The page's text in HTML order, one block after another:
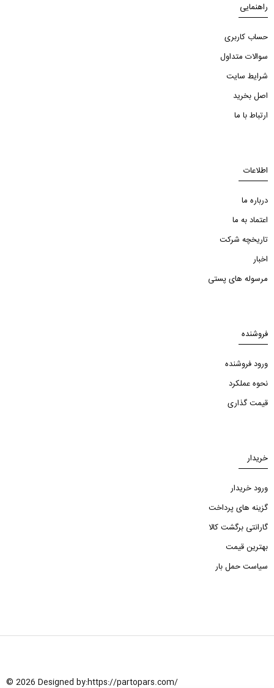
راهنمایی
حساب کاربری
سوالات متداول
شرایط سایت
اصل بخرید
ارتباط با ما
اطلاعات
درباره ما
اعتماد به ما
تاریخچه شرکت
اخبار
مرسوله های پستی
فروشنده
ورود فروشنده
نحوه عملکرد
قیمت گذاری
خریدار
ورود خریدار
گزینه های پرداخت
گارانتی برگشت کالا
بهترین قیمت
سیاست حمل بار
© 2026 Designed by:https://partopars.com/